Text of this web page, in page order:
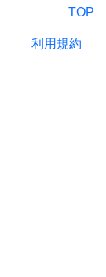
TOP
利用規約